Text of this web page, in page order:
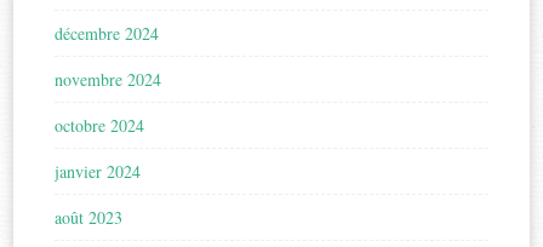
décembre 2024
novembre 2024
octobre 2024
janvier 2024
août 2023